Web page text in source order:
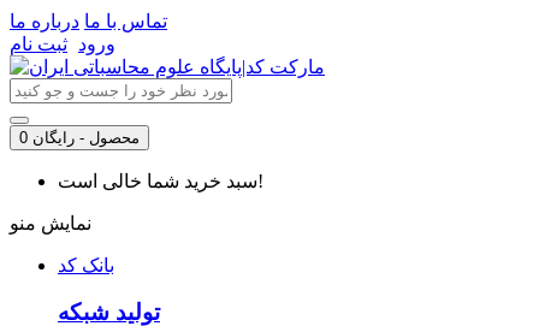
تماس با ما درباره ما
ورود ثبت نام
0 محصول - رایگان
سبد خرید شما خالی است!
نمایش منو
بانک کد
تولید شبکه